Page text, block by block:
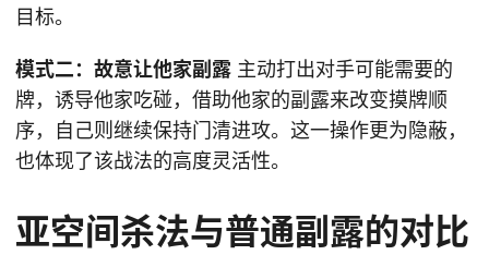
目标。
模式二：故意让他家副露 主动打出对手可能需要的
牌，诱导他家吃碰，借助他家的副露来改变摸牌顺
序，自己则继续保持门清进攻。这一操作更为隐蔽，
也体现了该战法的高度灵活性。
亚空间杀法与普通副露的对比